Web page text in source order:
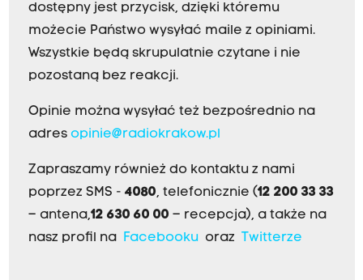
dostępny jest przycisk, dzięki któremu
możecie Państwo wysyłać maile z opiniami.
Wszystkie będą skrupulatnie czytane i nie
pozostaną bez reakcji.
Opinie można wysyłać też bezpośrednio na
adres opinie@radiokrakow.pl
Zapraszamy również do kontaktu z nami
poprzez SMS - 4080, telefonicznie (12 200 33 33
– antena,12 630 60 00 – recepcja), a także na
nasz profil na
Facebookuoraz Twitterze